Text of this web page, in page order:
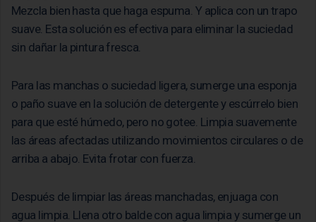
Mezcla bien hasta que haga espuma. Y aplica con un trapo
suave. Esta solución es efectiva para eliminar la suciedad
sin dañar la pintura fresca.
Para las manchas o suciedad ligera, sumerge una esponja
o paño suave en la solución de detergente y escúrrelo bien
para que esté húmedo, pero no gotee. Limpia suavemente
las áreas afectadas utilizando movimientos circulares o de
arriba a abajo. Evita frotar con fuerza.
Después de limpiar las áreas manchadas, enjuaga con
agua limpia. Llena otro balde con agua limpia y sumerge un